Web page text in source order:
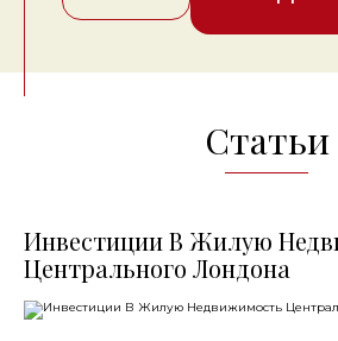
Статьи
Инвестиции В Жилую
Центрального Лондона